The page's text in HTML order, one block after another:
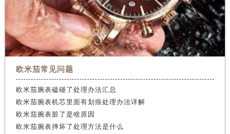
欧米茄常见问题
欧米茄腕表磕碰了处理办法汇总
欧米茄腕表机芯里面有划痕处理办法详解
欧米茄腕表脏了是啥原因
欧米茄腕表摔坏了处理方法是什么